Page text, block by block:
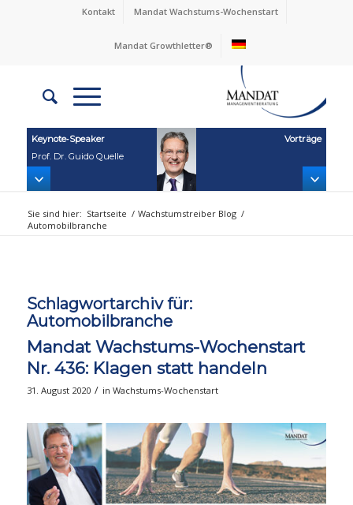
Kontakt Mandat Wachstums-Wochenstart
Mandat Growthletter®
Keynote‑Speaker
Prof. Dr. Guido Quelle
Vorträge
Sie sind hier: Startseite / Wachstumstreiber Blog /
Automobilbranche
Schlagwortarchiv für:
Automobilbranche
Mandat Wachstums-Wochenstart
Nr. 436: Klagen statt handeln
31. August 2020 / in Wachstums-Wochenstart